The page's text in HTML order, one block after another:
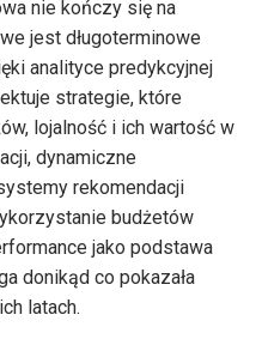
nie kończy się na
jest długoterminowe
analityce predykcyjnej
strategie, które
lojalność i ich wartość w
dynamiczne
rekomendacji
budżetów
jako podstawa
donikąd co pokazała
latach.